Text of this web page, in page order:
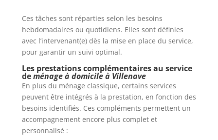
Ces tâches sont réparties selon les besoins
hebdomadaires ou quotidiens. Elles sont définies
avec l’intervenant(e) dès la mise en place du service,
pour garantir un suivi optimal.
Les prestations complémentaires au service
deménage à domicile à Villenave
En plus du ménage classique, certains services
peuvent être intégrés à la prestation, en fonction des
besoins identifiés. Ces compléments permettent un
accompagnement encore plus complet et
personnalisé :